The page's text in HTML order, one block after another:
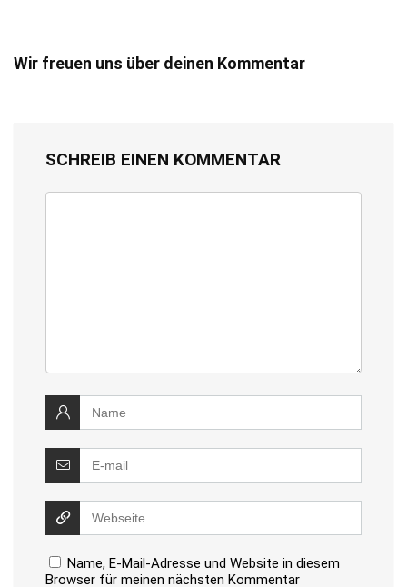
Wir freuen uns über deinen Kommentar
SCHREIB EINEN KOMMENTAR
Name, E-Mail-Adresse und Website in diesem
Browser für meinen nächsten Kommentar